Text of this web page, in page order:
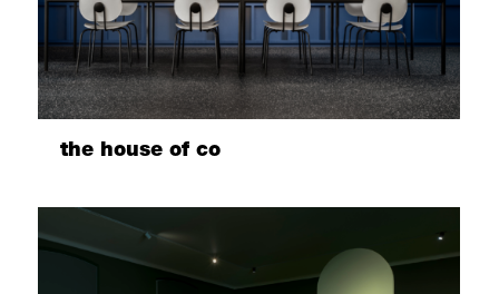
the house of co